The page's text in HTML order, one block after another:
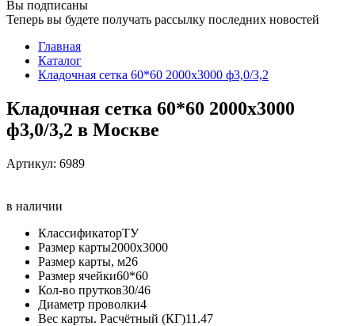
Вы подписаны
Теперь вы будете получать рассылку последних новостей
Главная
Каталог
Кладочная сетка 60*60 2000х3000 ф3,0/3,2
Кладочная сетка 60*60 2000х3000
ф3,0/3,2 в Москве
Артикул: 6989
в наличии
КлассификаторТУ
Размер карты2000х3000
Размер карты, м26
Размер ячейки60*60
Кол-во прутков30/46
Диаметр проволки4
Вес карты. Расчётный (КГ)11.47